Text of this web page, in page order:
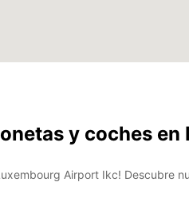
y coches
Airport Ikc! Descubre